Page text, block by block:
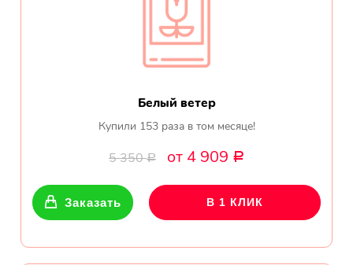
Белый ветер
Купили 153 раза в том месяце!
5 350Р от 4 909 Р
Заказать В 1 КЛИК